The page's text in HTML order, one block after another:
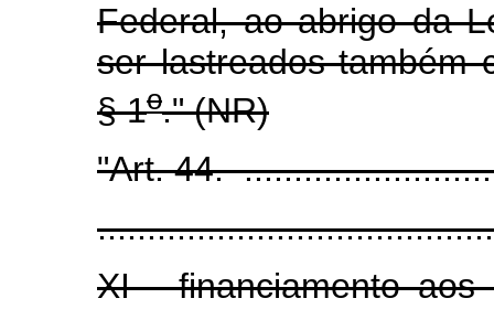
Federal, ao abrigo da
ser lastreados também
§ 1o." (NR)
"Art. 44.
XI - financiamento